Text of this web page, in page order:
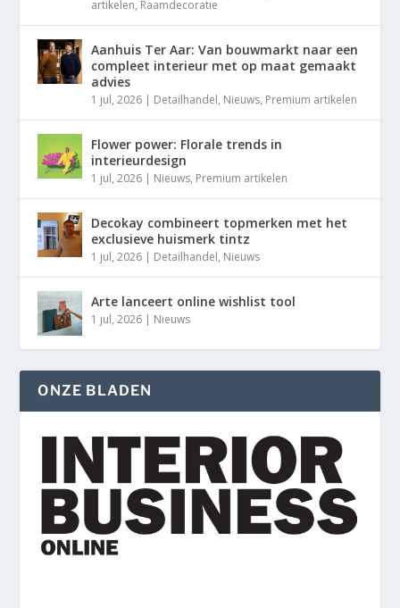
artikelen, Raamdecoratie
Aanhuis Ter Aar: Van bouwmarkt naar een
compleet interieur met op maat gemaakt
advies
1 jul, 2026 | Detailhandel, Nieuws, Premium artikelen
Flower power: Florale trends in
interieurdesign
1 jul, 2026 | Nieuws, Premium artikelen
Decokay combineert topmerken met het
exclusieve huismerk tintz
1 jul, 2026 | Detailhandel, Nieuws
Arte lanceert online wishlist tool
1 jul, 2026 | Nieuws
ONZE BLADEN